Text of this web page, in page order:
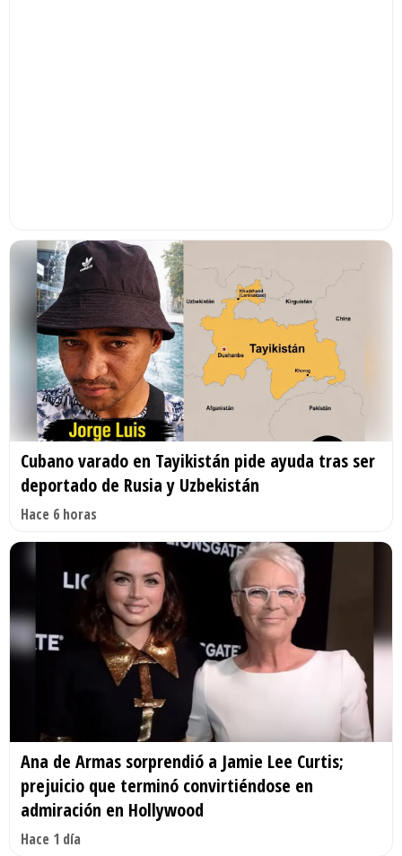
Cubano varado en Tayikistán pide ayuda tras ser
deportado de Rusia y Uzbekistán
Hace 6 horas
Ana de Armas sorprendió a Jamie Lee Curtis;
prejuicio que terminó convirtiéndose en
admiración en Hollywood
Hace 1 día